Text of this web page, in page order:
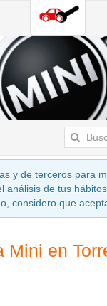
y de terceros para
análisis de tus
considero que
Mini en